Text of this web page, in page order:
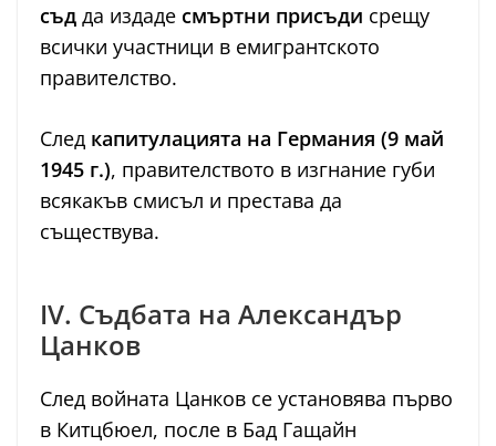
съд да издаде смъртни присъди срещу
всички участници в емигрантското
правителство.
След капитулацията на Германия (9 май
1945 г.), правителството в изгнание губи
всякакъв смисъл и престава да
съществува.
IV. Съдбата на Александър
Цанков
След войната Цанков се установява първо
в Китцбюел, после в Бад Гащайн